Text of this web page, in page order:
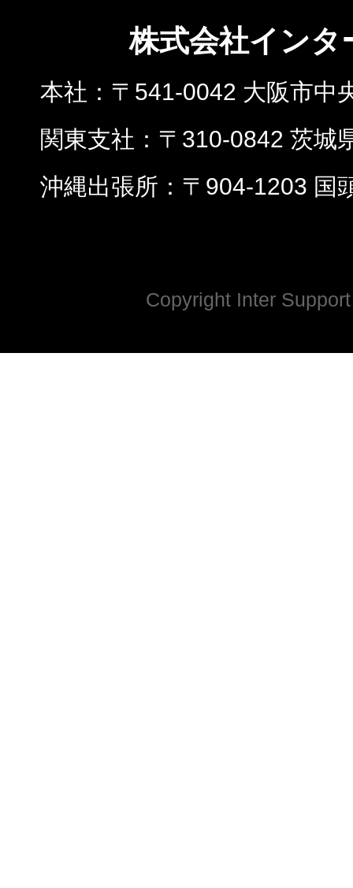
株式会社インタ
本社
〒541-0042 大阪市中
関東支社
〒310-0842 茨城
沖縄出張所
〒904-1203 国
Copyright Inter